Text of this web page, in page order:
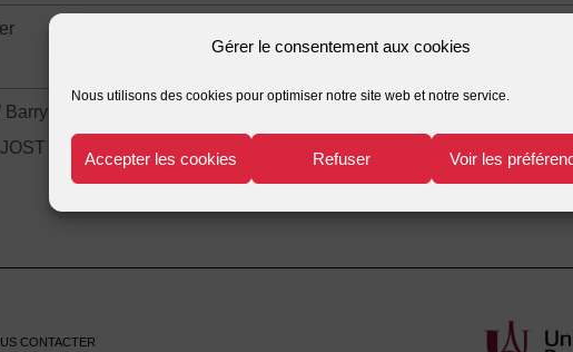
Gérer le consentement aux cookies
Nous utilisons des cookies pour optimiser notre site web et notre service.
Accepter les cookies Refuser Voir les
recherche
Barry R. GREANEY Thomas L. JOHNSON
Timothy S. SCHWARTZ Robert L.
contacter